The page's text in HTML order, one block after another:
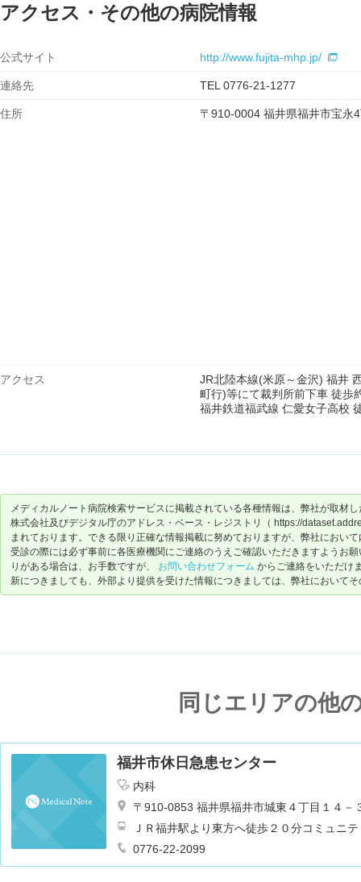
アクセス・その他の病院情報
公式サイト http://www.fujita-mhp.jp/
連絡先 TEL 0776-21-1277
住所 〒910-0004 福井県福井市宝永
アクセス
JR北陸本線(米原～金沢) 福井
町行)等にて裁判所前下車 徒歩
福井鉄道福武線 仁愛女子高校
メディカルノート病院検索サービスに掲載されている各種情報は、弊社が取材
株式会社及びデジタル庁のアドレス・ベース・レジストリ（ https://
まれております。できる限り正確な情報掲載に努めておりますが、弊社におい
受診の際には必ず事前に各医療機関にご連絡のうえご確認いただきますようお
りがある場合は、お手数ですが、 お問い合わせフォーム からご連絡をいただけ
新につきましても、外部より提供を受けた情報につきましては、弊社において
同じエリアの他
福井市休日急患センター
内科
〒910-0853 福井県福井市城東４丁目１４－
ＪＲ福井駅より東方へ徒歩２０分コミュニ
ンター前バス停より徒歩１分
0776-22-2099